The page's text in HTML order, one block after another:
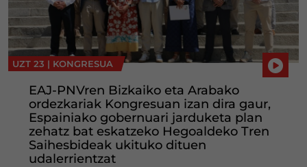
UZT 23 | KONGRESUA
EAJ-PNVren Bizkaiko eta Arabako
ordezkariak Kongresuan izan dira gaur,
Espainiako gobernuari jarduketa plan
zehatz bat eskatzeko Hegoaldeko Tren
Saihesbideak ukituko dituen
udalerrientzat